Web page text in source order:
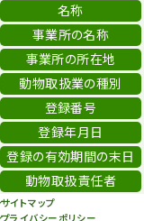
年末年始のイベント
秋まつり
名称
事業所の名称
事業所の所在地
動物取扱業の種別
登録番号
登録年月日
登録の有効期間の末日
動物取扱責任者
サイトマップ
プライバシーポリシー